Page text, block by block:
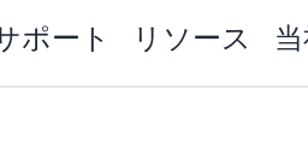
ポート リソース